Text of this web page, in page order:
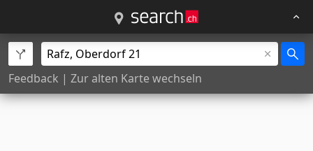
Feedback | Zur alten Karte wechseln